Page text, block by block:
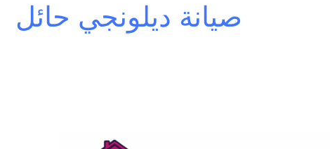
صيانة ديلونجي حائل